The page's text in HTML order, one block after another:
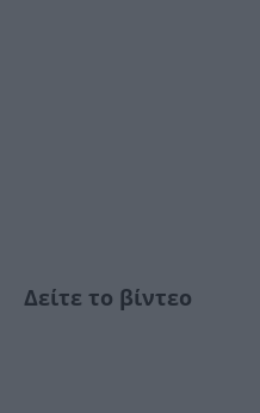
Δείτε το βίντεο